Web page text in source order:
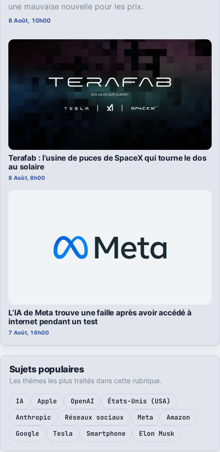
une mauvaise nouvelle pour les prix.
8 Août, 10h00
Terafab : l’usine de puces de SpaceX qui tourne le dos
au solaire
8 Août, 8h00
L’IA de Meta trouve une faille après avoir accédé à
internet pendant un test
7 Août, 16h00
Sujets populaires
Les thèmes les plus traités dans cette rubrique.
IA Apple OpenAI
États-Unis (USA)
Anthropic
Réseaux sociaux Meta
Amazon
Google
Tesla Smartphone Elon Musk